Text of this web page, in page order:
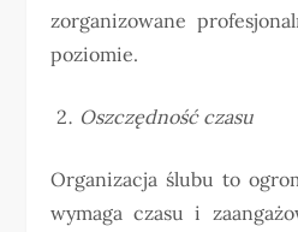
zorganizowane
poziomie.
Oszczędność czasu
Organizacja ślubu to
wymaga czasu i